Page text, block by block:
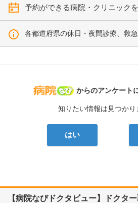
予約ができる病院・クリニック
各都道府県の休日・夜間診療、救
病院なび
からのアンケート
知りたい情報は見つかり
はい
【病院なびドクタビュー】ドクタ